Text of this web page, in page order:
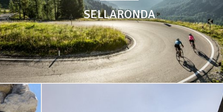
SELLARONDA